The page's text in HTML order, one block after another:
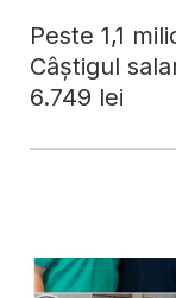
Peste 1,1
Câștigul
6.749 lei